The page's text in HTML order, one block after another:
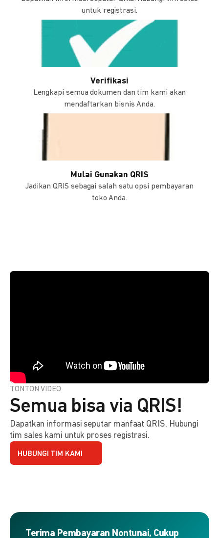
untuk registrasi.
Verifikasi
Lengkapi semua dokumen dan tim kami akan
mendaftarkan bisnis Anda.
Mulai Gunakan QRIS
Jadikan QRIS sebagai salah satu opsi pembayaran
toko Anda.
TONTON VIDEO
Semua bisa via QRIS!
Dapatkan informasi seputar manfaat QRIS. Hubungi
tim sales kami untuk proses registrasi.
HUBUNGI TIM KAMI
Terima Pembayaran Nontunai, Cukup